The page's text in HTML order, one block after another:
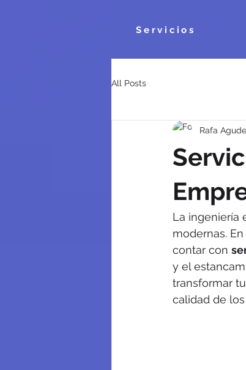
Servicios
All Posts
Rafa
La ingeniería
modernas.
contar con
y el
transformar
calidad de